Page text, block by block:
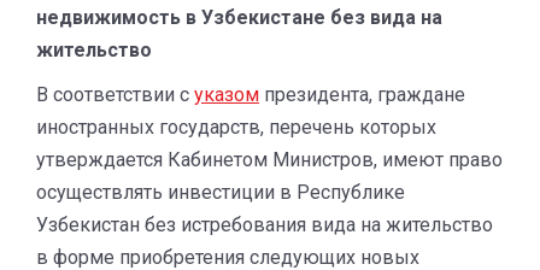
недвижимость в Узбекистане без вида на
жительство
В соответствии с указом президента, граждане
иностранных государств, перечень которых
утверждается Кабинетом Министров, имеют право
осуществлять инвестиции в Республике
Узбекистан без истребования вида на жительство
в форме приобретения следующих новых